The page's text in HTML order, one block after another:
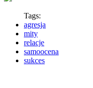
Tags:
agresja
mity
relacje
samoocena
sukces